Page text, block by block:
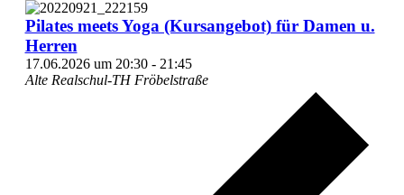
Pilates meets Yoga (Kursangebot) für Damen u.
Herren
17.06.2026 um 20:30- 21:45
Alte Realschul-TH Fröbelstraße